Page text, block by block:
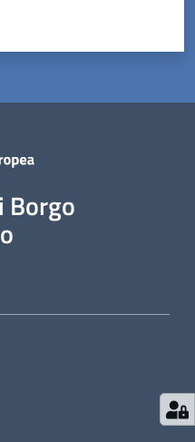
Borgo